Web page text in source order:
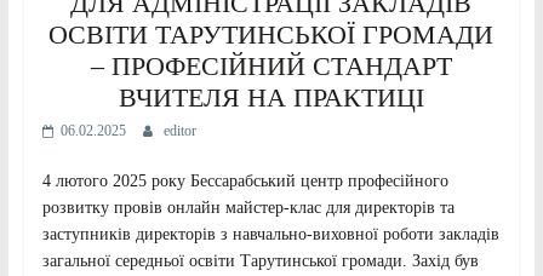
ОСВІТИ ТАРУТИНСЬКОЇ ГРОМАДИ
– ПРОФЕСІЙНИЙ СТАНДАРТ
ВЧИТЕЛЯ НА ПРАКТИЦІ
06.02.2025 editor
4 лютого 2025 року Бессарабський центр професійного
розвитку провів онлайн майстер-клас для директорів та
заступників директорів з навчально-виховної роботи закладів
загальної середньої освіти Тарутинської громади. Захід був